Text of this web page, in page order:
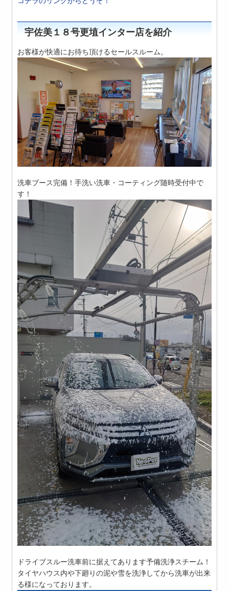
宇佐美１８号更埴インター店を紹介
お客様が快適にお待ち頂けるセールスルーム。
洗車ブース完備！手洗い洗車・コーティング随時受付中で
す！
ドライブスルー洗車前に据えてあります予備洗浄スチーム！
タイヤハウス内や下廻りの泥や雪を洗浄してから洗車が出来
る様になっております。